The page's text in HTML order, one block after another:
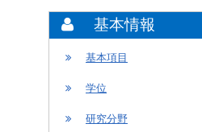
基本情報
基本項目
学位
研究分野